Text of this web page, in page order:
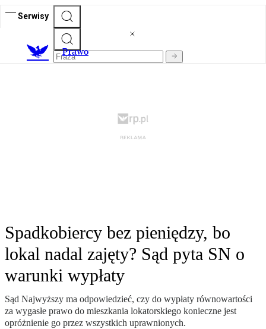
Serwisy
Prawo
Spadkobiercy bez pieniędzy, bo
lokal nadal zajęty? Sąd pyta SN o
warunki wypłaty
Sąd Najwyższy ma odpowiedzieć, czy do wypłaty równowartości
za wygasłe prawo do mieszkania lokatorskiego konieczne jest
opróżnienie go przez wszystkich uprawnionych.